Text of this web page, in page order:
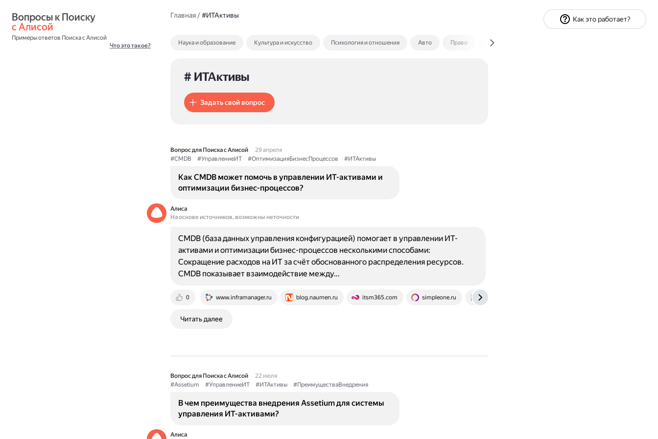
с Алисой
Примеры ответов Поиска с Алисой
Что это такое?
Главная/#ИТАктивы
Наука и образование Культура и искусство Психология и отношения Авто Право Экономика и финансы
# ИТАктивы
Задать свой вопрос
Вопрос для Поиска с Алисой
29 апреля
#CMDB
#УправлениеИТ #ОптимизацияБизнесПроцессов #ИТАктивы
Как CMDB может помочь в управлении ИТ-активами и
оптимизации бизнес-процессов?
Алиса
На основе источников, возможны неточности
0 www.inframanager.ru blog.naumen.ru itsm365.com simpleone.ru it-guild.com
CMDB (база данных управления конфигурацией) помогает в управлении ИТ-
активами и оптимизации бизнес-процессов несколькими способами:
Сокращение расходов на ИТ за счёт обоснованного распределения ресурсов.
CMDB показывает взаимодействие между…
Читать далее
Вопрос для Поиска с Алисой
22 июля
#Assetium
#УправлениеИТ #ИТАктивы #ПреимуществаВнедрения
В чем преимущества внедрения Assetium для системы
управления ИТ-активами?
Алиса
Как это работает?